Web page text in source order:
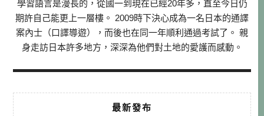
學習語言是漫長的，從國一到現在已經20年多，直至今日仍
期許自己能更上一層樓。 2009時下決心成為一名日本的通譯
案內士（口譯導遊），而後也在同一年順利通過考試了。 親
身走訪日本許多地方，深深為他們對土地的愛護而感動。
最新發布